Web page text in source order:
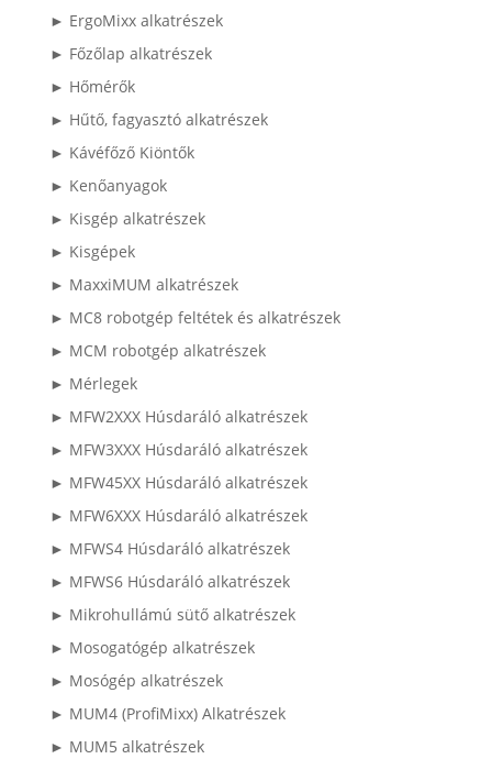
► ErgoMixx alkatrészek
► Főzőlap alkatrészek
► Hőmérők
► Hűtő, fagyasztó alkatrészek
► Kávéfőző Kiöntők
► Kenőanyagok
► Kisgép alkatrészek
► Kisgépek
► MaxxiMUM alkatrészek
► MC8 robotgép feltétek és alkatrészek
► MCM robotgép alkatrészek
► Mérlegek
► MFW2XXX Húsdaráló alkatrészek
► MFW3XXX Húsdaráló alkatrészek
► MFW45XX Húsdaráló alkatrészek
► MFW6XXX Húsdaráló alkatrészek
► MFWS4 Húsdaráló alkatrészek
► MFWS6 Húsdaráló alkatrészek
► Mikrohullámú sütő alkatrészek
► Mosogatógép alkatrészek
► Mosógép alkatrészek
► MUM4 (ProfiMixx) Alkatrészek
► MUM5 alkatrészek